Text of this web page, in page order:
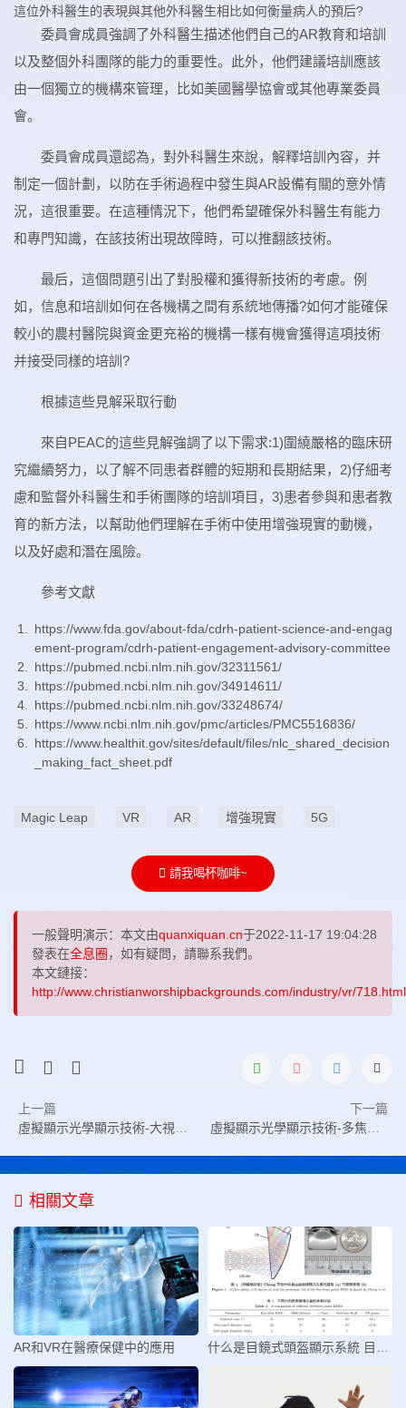
這位外科醫生的表現與其他外科醫生相比如何衡量病人的預后?
委員會成員強調了外科醫生描述他們自己的AR教育和培訓
以及整個外科團隊的能力的重要性。此外，他們建議培訓應該
由一個獨立的機構來管理，比如美國醫學協會或其他專業委員
會。
委員會成員還認為，對外科醫生來說，解釋培訓內容，并
制定一個計劃，以防在手術過程中發生與AR設備有關的意外情
況，這很重要。在這種情況下，他們希望確保外科醫生有能力
和專門知識，在該技術出現故障時，可以推翻該技術。
最后，這個問題引出了對股權和獲得新技術的考慮。例
如，信息和培訓如何在各機構之間有系統地傳播?如何才能確保
較小的農村醫院與資金更充裕的機構一樣有機會獲得這項技術
并接受同樣的培訓?
根據這些見解采取行動
來自PEAC的這些見解強調了以下需求:1)圍繞嚴格的臨床研
究繼續努力，以了解不同患者群體的短期和長期結果，2)仔細考
慮和監督外科醫生和手術團隊的培訓項目，3)患者參與和患者教
育的新方法，以幫助他們理解在手術中使用增強現實的動機，
以及好處和潛在風險。
參考文獻
https://www.fda.gov/about-fda/cdrh-patient-science-and-engag
ement-program/cdrh-patient-engagement-advisory-committee
https://pubmed.ncbi.nlm.nih.gov/32311561/
https://pubmed.ncbi.nlm.nih.gov/34914611/
https://pubmed.ncbi.nlm.nih.gov/33248674/
https://www.ncbi.nlm.nih.gov/pmc/articles/PMC5516836/
https://www.healthit.gov/sites/default/files/nlc_shared_decision
_making_fact_sheet.pdf
Magic Leap VR AR 增強現實 5G
請我喝杯咖啡~
一般聲明演示：本文由quanxiquan.cn于2022-11-17 19:04:28
發表在全息圈 ，如有疑問，請聯系我們。
本文鏈接：
http://www.christianworshipbackgrounds.com/industry/vr/718.html
上一篇
虛擬顯示光學顯示技術-大視場高分辨率頭盔顯示技術
下一篇
虛擬顯示光學顯示技術-多焦面頭盔顯示技術
相關文章
AR和VR在醫療保健中的應用